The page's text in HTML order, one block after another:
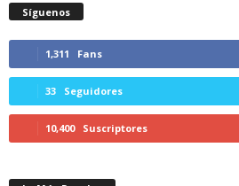
Síguenos
1,311 Fans
33 Seguidores
10,400 Suscriptores